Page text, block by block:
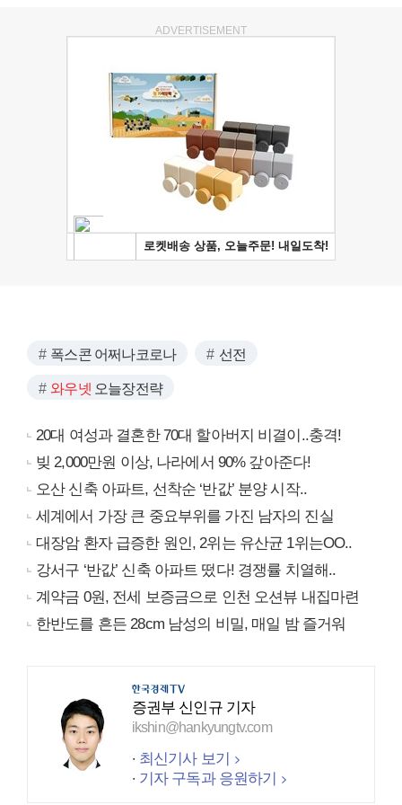
ADVERTISEMENT
폭스콘 어쩌나코로나 선전
와우넷 오늘장전략
20대 여성과 결혼한 70대 할아버지 비결이..충격!
빚 2,000만원 이상, 나라에서 90% 갚아준다!
오산 신축 아파트, 선착순 ‘반값’ 분양 시작..
세계에서 가장 큰 중요부위를 가진 남자의 진실
대장암 환자 급증한 원인, 2위는 유산균 1위는OO..
강서구 ‘반값’ 신축 아파트 떴다! 경쟁률 치열해..
계약금 0원, 전세 보증금으로 인천 오션뷰 내집마련
한반도를 흔든 28cm 남성의 비밀, 매일 밤 즐거워
증권부 신인규 기자
ikshin@hankyungtv.com
최신기사 보기
기자 구독과 응원하기